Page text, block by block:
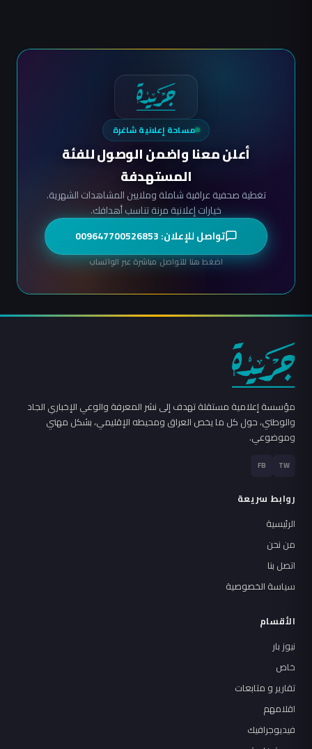
مساحة إعلانية شاغرة
أعلن معنا واضمن الوصول للفئة
المستهدفة
تغطية صحفية عراقية شاملة وملايين المشاهدات الشهرية.
خيارات إعلانية مرنة تناسب أهدافك.
تواصل للإعلان: 009647700526853
اضغط هنا للتواصل مباشرة عبر الواتساب
مؤسسة إعلامية مستقلة تهدف إلى نشر المعرفة والوعي الإخباري الجاد
والوطني، حول كل ما يخص العراق ومحيطه الإقليمي، بشكل مهني
وموضوعي.
TW
FB
روابط سريعة
الرئيسية
من نحن
اتصل بنا
سياسة الخصوصية
الأقسام
نيوز بار
خاص
تقارير و متابعات
اقلامهم
فيديوجرافيك